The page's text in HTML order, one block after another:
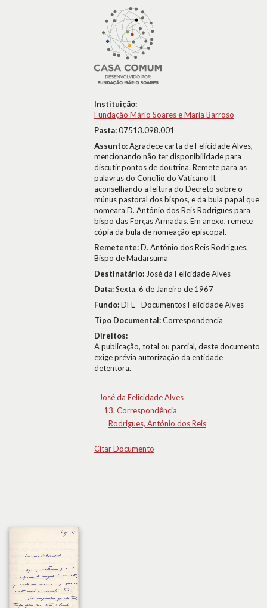
Instituição:
Fundação Mário Soares e Maria Barroso
Pasta:07513.098.001
Assunto:Agradece carta de Felicidade Alves,
mencionando não ter disponibilidade para
discutir pontos de doutrina. Remete para as
palavras do Concílio do Vaticano II,
aconselhando a leitura do Decreto sobre o
múnus pastoral dos bispos, e da bula papal que
nomeara D. António dos Reis Rodrigues para
bispo das Forças Armadas. Em anexo, remete
cópia da bula de nomeação episcopal.
Remetente:D. António dos Reis Rodrigues,
Bispo de Madarsuma
Destinatário: José da Felicidade Alves
Data:Sexta, 6 de Janeiro de 1967
Fundo:DFL - Documentos Felicidade Alves
Tipo Documental:Correspondencia
Direitos:
A publicação, total ou parcial, deste documento
exige prévia autorização da entidade
detentora.
José da Felicidade Alves
13. Correspondência
Rodrigues, António dos Reis
Citar Documento